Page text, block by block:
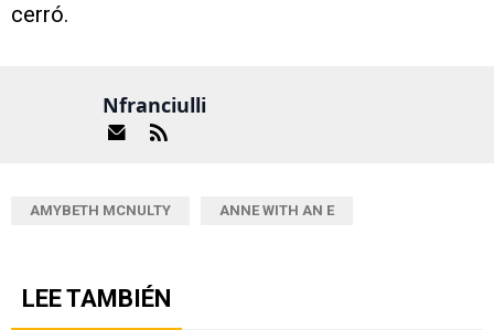
cerró.
Nfranciulli
AMYBETH MCNULTY ANNE WITH AN E
LEE TAMBIÉN